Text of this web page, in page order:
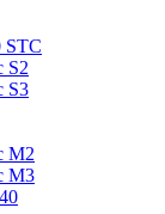
STC
S2
S3
M2
M3